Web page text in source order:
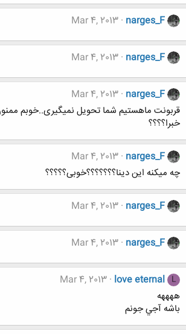
narges_F
Mar 4, 2013
narges_F
Mar 4, 2013
narges_F
Mar 4, 2013
قربونت ماهستیم شما تحویل نمیگیری..خوبم
خبرا؟؟؟؟
narges_F
Mar 4, 2013
چه میکنه این دینا؟؟؟؟؟؟؟خوبی؟؟؟؟؟
narges_F
Mar 4, 2013
narges_F
Mar 4, 2013
L
love eternal
Mar 4, 2013
ههههه
باشه آجي جونم